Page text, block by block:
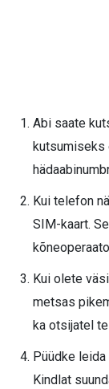
Abi saate
kutsumiseks
Kui telefon
SIM-kaart.
Kui olete
metsas
ka otsijatel
Püüdke
Kindlat